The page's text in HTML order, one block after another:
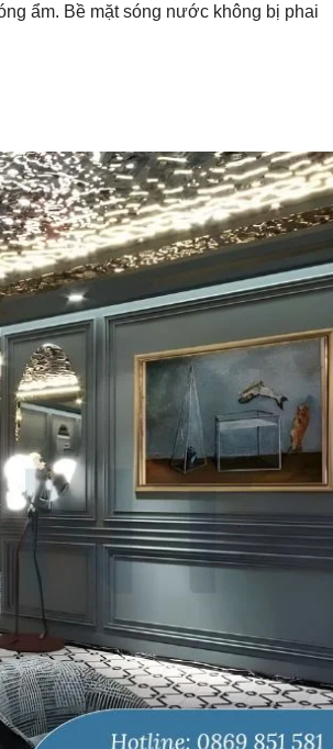
ẩm. Bề mặt sóng nước không bị phai